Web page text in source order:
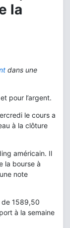
la
dans une
pour l’argent.
le cours a
à la clôture
américain. Il
la bourse à
note
de 1589,50
à la semaine